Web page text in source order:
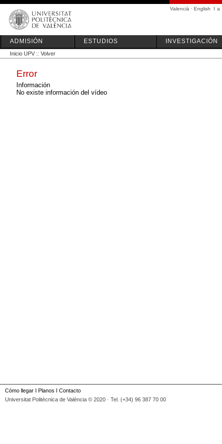
Valencià · English I a
ADMISIÓN ESTUDIOS INVESTIGACIÓN
Inicio UPV :: Volver
Error
Información
No existe información del vídeo
Cómo llegar I Planos I Contacto
Universitat Politècnica de València © 2020 · Tel. (+34) 96 387 70 00